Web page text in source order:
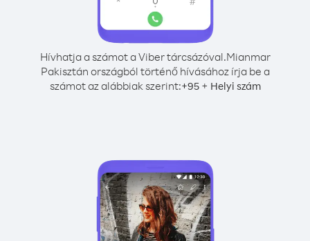
Hívhatja a számot a Viber tárcsázóval.Mianmar
Pakisztán országból történő hívásához írja be a
számot az alábbiak szerint:+95+ Helyi szám